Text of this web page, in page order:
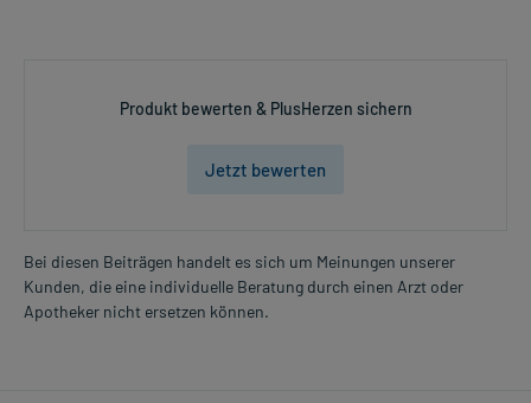
Produkt bewerten & PlusHerzen sichern
Jetzt bewerten
Bei diesen Beiträgen handelt es sich um Meinungen unserer
Kunden, die eine individuelle Beratung durch einen Arzt oder
Apotheker nicht ersetzen können.